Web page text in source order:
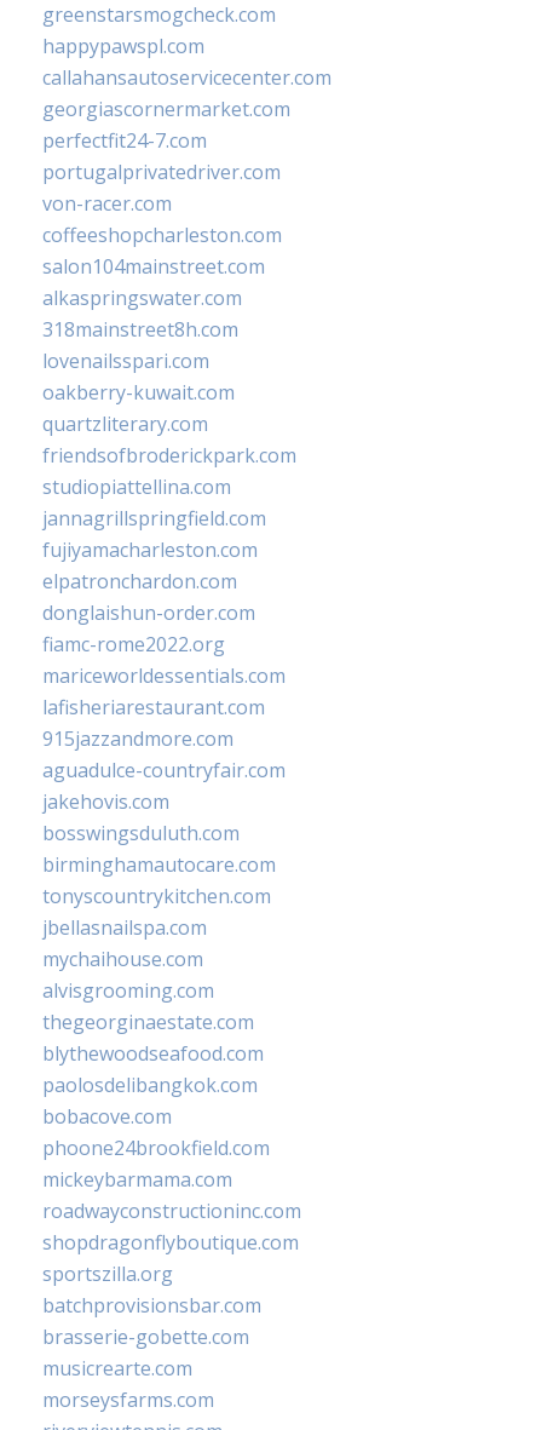
greenstarsmogcheck.com
happypawspl.com
callahansautoservicecenter.com
georgiascornermarket.com
perfectfit24-7.com
portugalprivatedriver.com
von-racer.com
coffeeshopcharleston.com
salon104mainstreet.com
alkaspringswater.com
318mainstreet8h.com
lovenailsspari.com
oakberry-kuwait.com
quartzliterary.com
friendsofbroderickpark.com
studiopiattellina.com
jannagrillspringfield.com
fujiyamacharleston.com
elpatronchardon.com
donglaishun-order.com
fiamc-rome2022.org
mariceworldessentials.com
lafisheriarestaurant.com
915jazzandmore.com
aguadulce-countryfair.com
jakehovis.com
bosswingsduluth.com
birminghamautocare.com
tonyscountrykitchen.com
jbellasnailspa.com
mychaihouse.com
alvisgrooming.com
thegeorginaestate.com
blythewoodseafood.com
paolosdelibangkok.com
bobacove.com
phoone24brookfield.com
mickeybarmama.com
roadwayconstructioninc.com
shopdragonflyboutique.com
sportszilla.org
batchprovisionsbar.com
brasserie-gobette.com
musicrearte.com
morseysfarms.com